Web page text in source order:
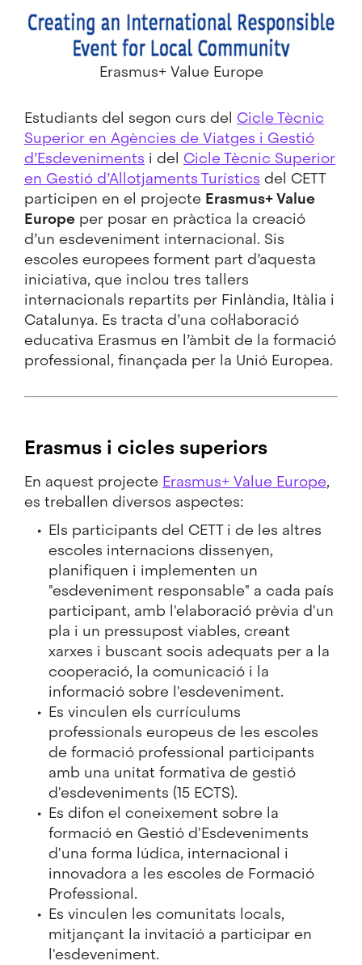
Erasmus+ Value Europe
Estudiants del segon curs del Cicle Tècnic
Superior en Agències de Viatges i Gestió
d’Esdeveniments i del Cicle Tècnic Superior
en Gestió d’Allotjaments Turístics del CETT
participen en el projecte Erasmus+ Value
Europe per posar en pràctica la creació
d’un esdeveniment internacional. Sis
escoles europees forment part d’aquesta
iniciativa, que inclou tres tallers
internacionals repartits per Finlàndia, Itàlia i
Catalunya. Es tracta d’una col·laboració
educativa Erasmus en l’àmbit de la formació
professional, finançada per la Unió Europea.
Erasmus i cicles superiors
En aquest projecte Erasmus+ Value Europe,
es treballen diversos aspectes:
Els participants del CETT i de les altres
escoles internacions dissenyen,
planifiquen i implementen un
"esdeveniment responsable" a cada país
participant, amb l'elaboració prèvia d'un
pla i un pressupost viables, creant
xarxes i buscant socis adequats per a la
cooperació, la comunicació i la
informació sobre l'esdeveniment.
Es vinculen els currículums
professionals europeus de les escoles
de formació professional participants
amb una unitat formativa de gestió
d'esdeveniments (15 ECTS).
Es difon el coneixement sobre la
formació en Gestió d'Esdeveniments
d'una forma lúdica, internacional i
innovadora a les escoles de Formació
Professional.
Es vinculen les comunitats locals,
mitjançant la invitació a participar en
l'esdeveniment.